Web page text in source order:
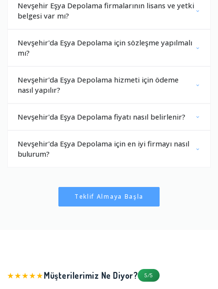
Nevşehir Eşya Depolama firmalarının lisans ve yetki
belgesi var mı?
Nevşehir'da Eşya Depolama için sözleşme yapılmalı
mı?
Nevşehir'da Eşya Depolama hizmeti için ödeme
nasıl yapılır?
Nevşehir'da Eşya Depolama fiyatı nasıl belirlenir?
Nevşehir'da Eşya Depolama için en iyi firmayı nasıl
bulurum?
Teklif Almaya Başla
★★★★★Müşterilerimiz Ne Diyor? 5/5